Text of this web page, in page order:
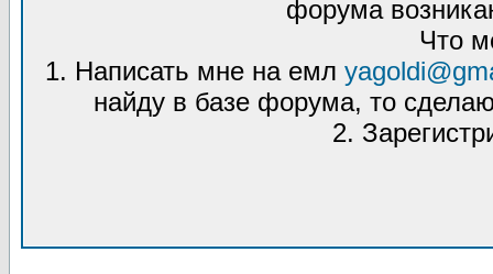
форума
Что
1. Написать мне на емл
найду в базе форума, то
2.